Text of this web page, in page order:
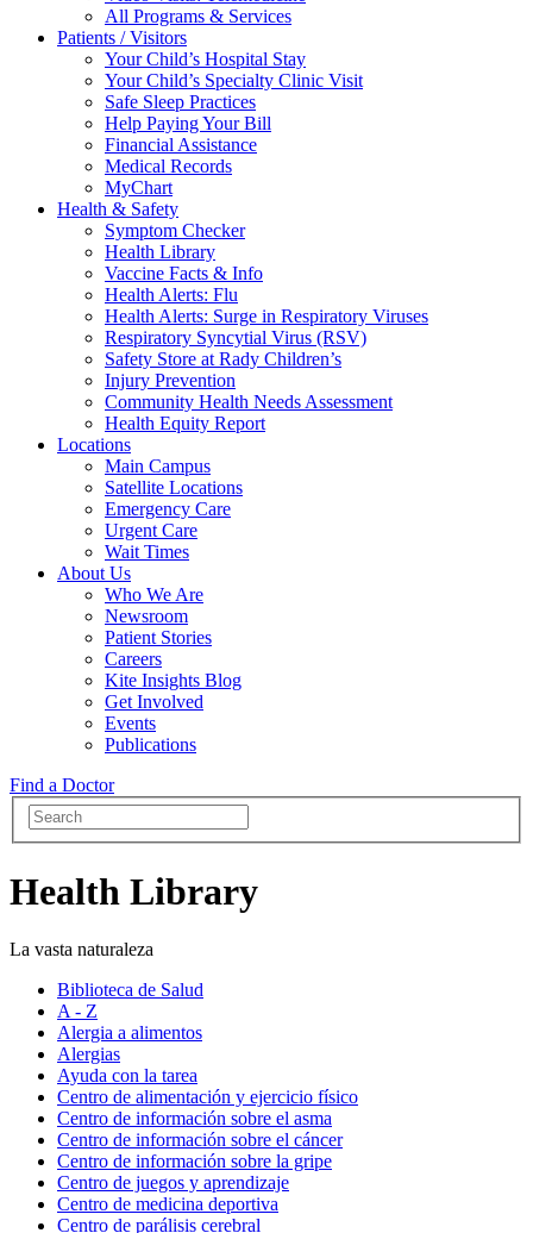
All Programs & Services
Patients / Visitors
Your Child’s Hospital Stay
Your Child’s Specialty Clinic Visit
Safe Sleep Practices
Help Paying Your Bill
Financial Assistance
Medical Records
MyChart
Health & Safety
Symptom Checker
Health Library
Vaccine Facts & Info
Health Alerts: Flu
Health Alerts: Surge in Respiratory Viruses
Respiratory Syncytial Virus (RSV)
Safety Store at Rady Children’s
Injury Prevention
Community Health Needs Assessment
Health Equity Report
Locations
Main Campus
Satellite Locations
Emergency Care
Urgent Care
Wait Times
About Us
Who We Are
Newsroom
Patient Stories
Careers
Kite Insights Blog
Get Involved
Events
Publications
Find a Doctor
Health Library
La vasta naturaleza
Biblioteca de Salud
A - Z
Alergia a alimentos
Alergias
Ayuda con la tarea
Centro de alimentación y ejercicio físico
Centro de información sobre el asma
Centro de información sobre el cáncer
Centro de información sobre la gripe
Centro de juegos y aprendizaje
Centro de medicina deportiva
Centro de parálisis cerebral